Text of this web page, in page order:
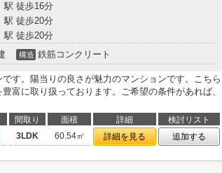
駅 徒歩16分
駅 徒歩20分
駅 徒歩20分
構造 鉄筋コンクリート
す。陽当りの良さが魅力のマンションです。こちら
富に取り扱っております。ご希望の条件があれば、
間取り 面積 詳細
検討リスト
3LDK 60.54㎡ 詳細を見る 追加する